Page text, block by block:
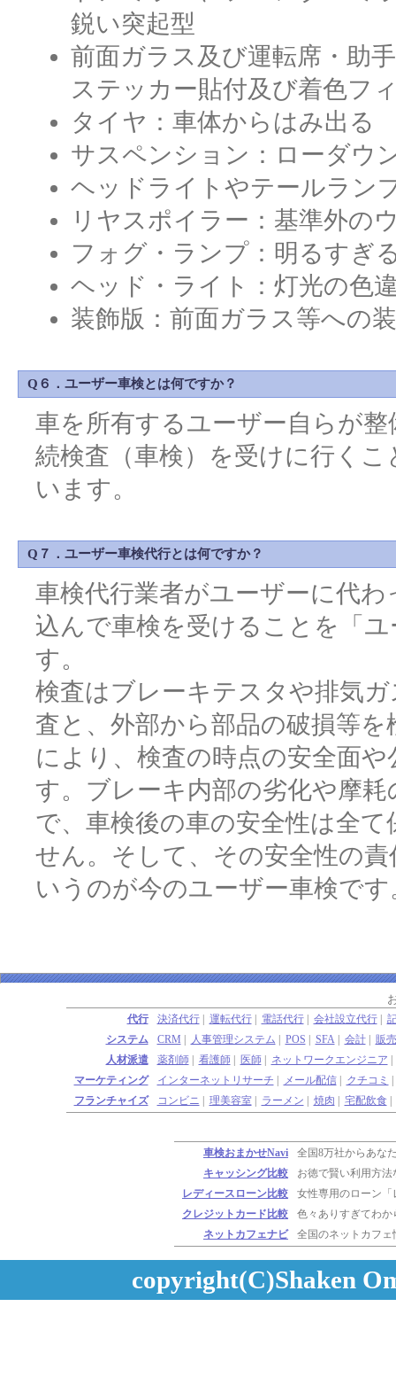
鋭い突起型
前面ガラス及び運転席・助
ステッカー貼付及び着色フ
タイヤ：車体からはみ出る
サスペンション：ローダウ
ヘッドライトやテールラン
リヤスポイラー：基準外の
フォグ・ランプ：明るすぎ
ヘッド・ライト：灯光の色
装飾版：前面ガラス等への
Q６．ユーザー車検とは何ですか？
車を所有するユーザー自らが
続検査（車検）を受けに行く
います。
Q７．ユーザー車検代行とは何ですか？
車検代行業者がユーザーに代
込んで車検を受けることを「
す。
検査はブレーキテスタや排気
査と、外部から部品の破損等
により、検査の時点の安全面
す。ブレーキ内部の劣化や摩
で、車検後の車の安全性は全
せん。そして、その安全性の
いうのが今のユーザー車検です
代行 決済代行| 運転代行| 電話代行| 会社設立代行|
システム
CRM 人事管理システム POS SFA| 会計| 販
人材派遣
薬剤師| 看護師| 医師| ネットワークエンジニア
マーケティング
インターネットリサーチ メール配信| クチコミ
フランチャイズ
コンビニ 理美容室| ラーメン 焼肉 宅配飲食
車検おまかせNavi
全国8万社からあな
キャッシング比較
お徳で賢い利用方
レディースローン比較
女性専用のローン
クレジットカード比較
色々ありすぎてわ
ネットカフェナビ
全国のネットカフ
copyright(C)Shaken